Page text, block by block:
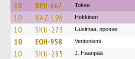
10 BPH-662 Tokee
10 XAZ-196 Hokkinen
10 SKU-273 Uusimaa, прочие
10 EOH-958 Ventoniemi
10 SKU-285 J. Haanpää